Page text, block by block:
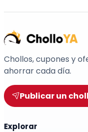
Chollos, cupones y
ahorrar cada día.
Publicar un
Explorar